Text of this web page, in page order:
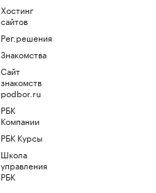
Хостинг
сайтов
Рег.решения
Знакомства
Сайт
знакомств
podbor.ru
РБК
Компании
РБК Курсы
Школа
управления
РБК